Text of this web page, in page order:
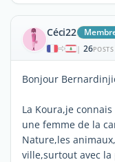
Céci22
| 26POSTS
Bonjour
La Koura,je
une femme de la
Nature,les
ville,surtout avec